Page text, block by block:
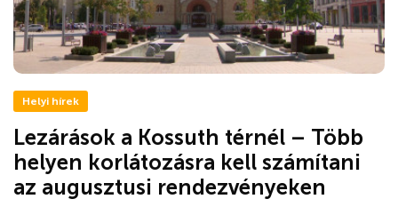
Helyi hírek
Lezárások a Kossuth térnél – Több
helyen korlátozásra kell számítani
az augusztusi rendezvényeken